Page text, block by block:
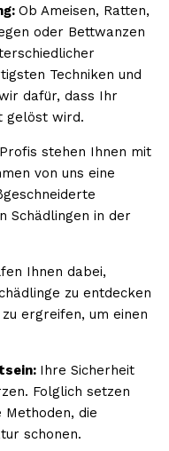
Ob Ameisen, Ratten,
oder Bettwanzen
Techniken und
dafür, dass Ihr
gelöst wird.
stehen Ihnen mit
von uns eine
Schädlingen in der
Ihnen dabei,
zu entdecken
ergreifen, um einen
Ihre Sicherheit
Folglich setzen
die
schonen.